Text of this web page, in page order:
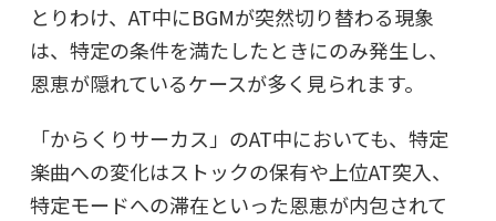
とりわけ、AT中にBGMが突然切り替わる現象
は、特定の条件を満たしたときにのみ発生し、
恩恵が隠れているケースが多く見られます。
「からくりサーカス」のAT中においても、特定
楽曲への変化はストックの保有や上位AT突入、
特定モードへの滞在といった恩恵が内包されて